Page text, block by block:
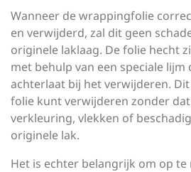
Wanneer de wrappingfolie
en verwijderd, zal dit geen
originele laklaag. De folie hecht
met behulp van een speciale lijm
achterlaat bij het verwijderen.
folie kunt verwijderen zonder
verkleuring, vlekken of
originele lak.
Het is echter belangrijk om op te